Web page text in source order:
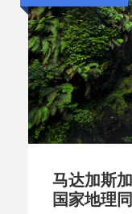
马达加斯
国家地理同